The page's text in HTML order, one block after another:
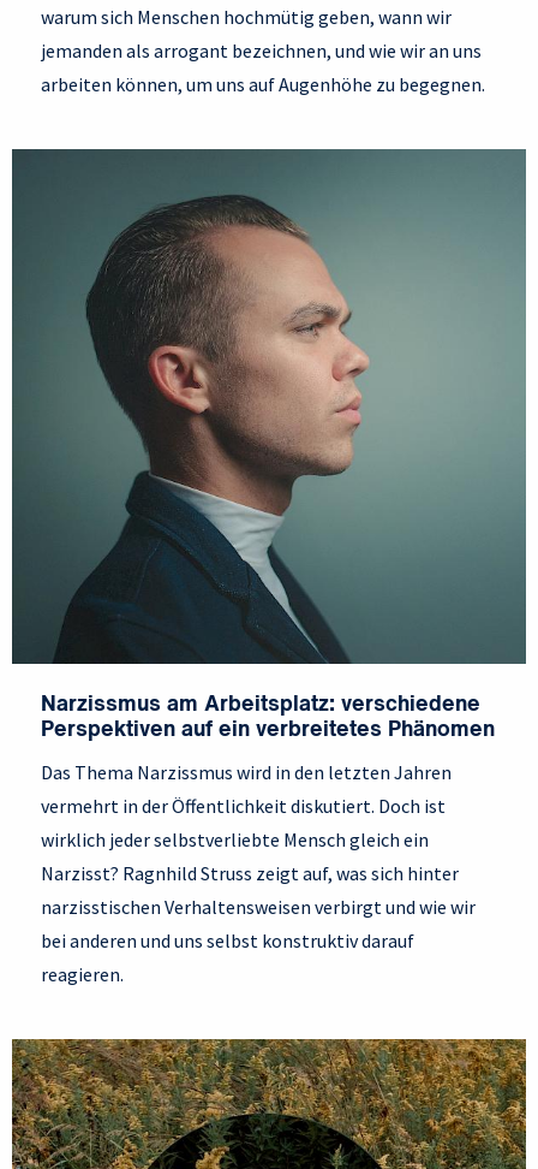
warum sich Menschen hochmütig geben, wann wir
jemanden als arrogant bezeichnen, und wie wir an uns
arbeiten können, um uns auf Augenhöhe zu begegnen.
Narzissmus am Arbeitsplatz: verschiedene
Perspektiven auf ein verbreitetes Phänomen
Das Thema Narzissmus wird in den letzten Jahren
vermehrt in der Öffentlichkeit diskutiert. Doch ist
wirklich jeder selbstverliebte Mensch gleich ein
Narzisst? Ragnhild Struss zeigt auf, was sich hinter
narzisstischen Verhaltensweisen verbirgt und wie wir
bei anderen und uns selbst konstruktiv darauf
reagieren.